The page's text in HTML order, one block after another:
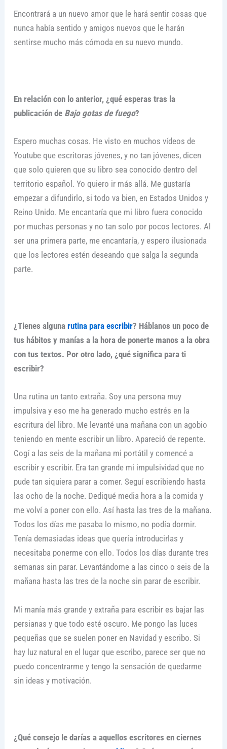
Encontrará a un nuevo amor que le hará sentir cosas que
nunca había sentido y amigos nuevos que le harán
sentirse mucho más cómoda en su nuevo mundo.
En relación con lo anterior, ¿qué esperas tras la
publicación de Bajo gotas de fuego?
Espero muchas cosas. He visto en muchos vídeos de
Youtube que escritoras jóvenes, y no tan jóvenes, dicen
que solo quieren que su libro sea conocido dentro del
territorio español. Yo quiero ir más allá. Me gustaría
empezar a difundirlo, si todo va bien, en Estados Unidos y
Reino Unido. Me encantaría que mi libro fuera conocido
por muchas personas y no tan solo por pocos lectores. Al
ser una primera parte, me encantaría, y espero ilusionada
que los lectores estén deseando que salga la segunda
parte.
¿Tienes alguna rutina para escribir? Háblanos un poco de
tus hábitos y manías a la hora de ponerte manos a la obra
con tus textos. Por otro lado, ¿qué significa para ti
escribir?
Una rutina un tanto extraña. Soy una persona muy
impulsiva y eso me ha generado mucho estrés en la
escritura del libro. Me levanté una mañana con un agobio
teniendo en mente escribir un libro. Apareció de repente.
Cogí a las seis de la mañana mi portátil y comencé a
escribir y escribir. Era tan grande mi impulsividad que no
pude tan siquiera parar a comer. Seguí escribiendo hasta
las ocho de la noche. Dediqué media hora a la comida y
me volví a poner con ello. Así hasta las tres de la mañana.
Todos los días me pasaba lo mismo, no podía dormir.
Tenía demasiadas ideas que quería introducirlas y
necesitaba ponerme con ello. Todos los días durante tres
semanas sin parar. Levantándome a las cinco o seis de la
mañana hasta las tres de la noche sin parar de escribir.
Mi manía más grande y extraña para escribir es bajar las
persianas y que todo esté oscuro. Me pongo las luces
pequeñas que se suelen poner en Navidad y escribo. Si
hay luz natural en el lugar que escribo, parece ser que no
puedo concentrarme y tengo la sensación de quedarme
sin ideas y motivación.
¿Qué consejo le darías a aquellos escritores en ciernes